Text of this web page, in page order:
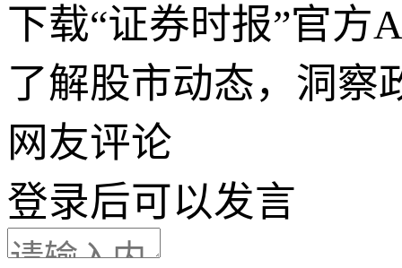
下载“证券时报”官方
了解股市动态，洞察
网友评论
登录后可以发言